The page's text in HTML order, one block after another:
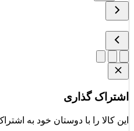
گذاری
کالا را با دوستان خود به اشتراک